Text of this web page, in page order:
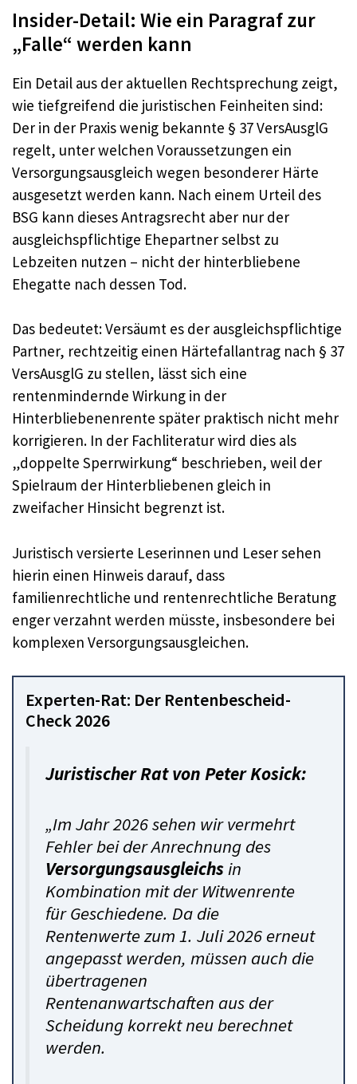
Insider-Detail: Wie ein Paragraf zur
„Falle“ werden kann
Ein Detail aus der aktuellen Rechtsprechung zeigt,
wie tiefgreifend die juristischen Feinheiten sind:
Der in der Praxis wenig bekannte § 37 VersAusglG
regelt, unter welchen Voraussetzungen ein
Versorgungsausgleich wegen besonderer Härte
ausgesetzt werden kann. Nach einem Urteil des
BSG kann dieses Antragsrecht aber nur der
ausgleichspflichtige Ehepartner selbst zu
Lebzeiten nutzen – nicht der hinterbliebene
Ehegatte nach dessen Tod.
Das bedeutet: Versäumt es der ausgleichspflichtige
Partner, rechtzeitig einen Härtefallantrag nach § 37
VersAusglG zu stellen, lässt sich eine
rentenmindernde Wirkung in der
Hinterbliebenenrente später praktisch nicht mehr
korrigieren. In der Fachliteratur wird dies als
„doppelte Sperrwirkung“ beschrieben, weil der
Spielraum der Hinterbliebenen gleich in
zweifacher Hinsicht begrenzt ist.
Juristisch versierte Leserinnen und Leser sehen
hierin einen Hinweis darauf, dass
familienrechtliche und rentenrechtliche Beratung
enger verzahnt werden müsste, insbesondere bei
komplexen Versorgungsausgleichen.
Experten-Rat: Der Rentenbescheid-
Check 2026
Juristischer Rat von Peter Kosick:
„Im Jahr 2026 sehen wir vermehrt
Fehler bei der Anrechnung des
Versorgungsausgleichsin
Kombination mit der Witwenrente
für Geschiedene. Da die
Rentenwerte zum 1. Juli 2026 erneut
angepasst werden, müssen auch die
übertragenen
Rentenanwartschaften aus der
Scheidung korrekt neu berechnet
werden.